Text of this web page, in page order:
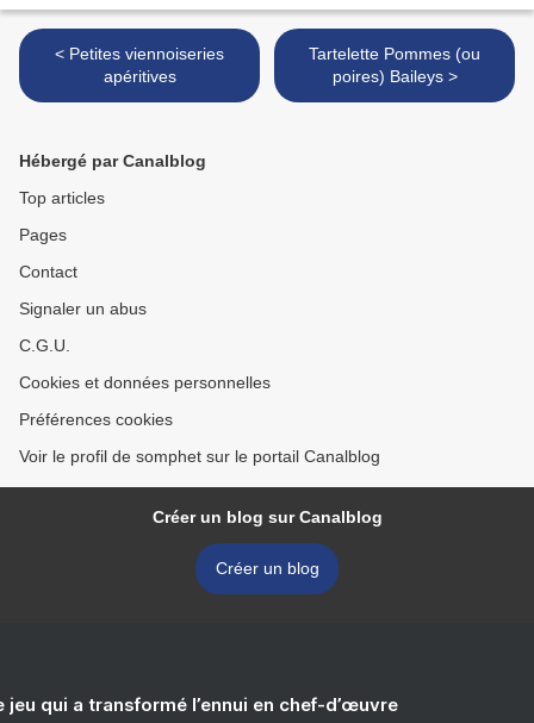
< Petites viennoiseries
apéritives
Tartelette Pommes (ou
poires) Baileys >
Hébergé par Canalblog
Top articles
Pages
Contact
Signaler un abus
C.G.U.
Cookies et données personnelles
Préférences cookies
Voir le profil de somphet sur le portail Canalblog
Créer un blog sur Canalblog
Créer un blog
jeu qui a transformé l’ennui en chef-d’œuvre